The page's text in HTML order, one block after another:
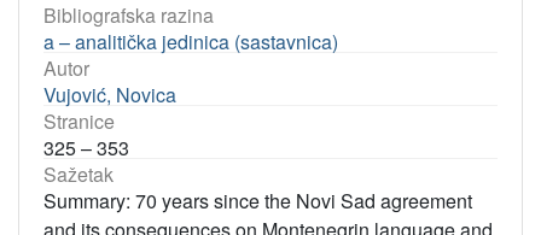
Bibliografska razina
a – analitička jedinica (sastavnica)
Autor
Vujović, Novica
Stranice
325 – 353
Sažetak
Summary: 70 years since the Novi Sad agreement